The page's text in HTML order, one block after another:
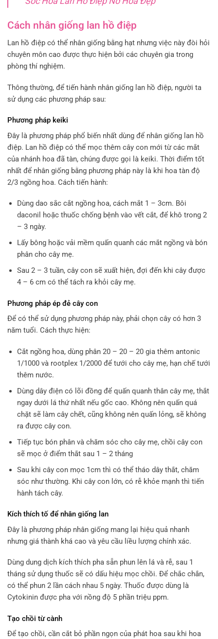
Cách nhân giống lan hồ điệp
Lan hồ điệp có thể nhân giống bằng hạt nhưng việc này đòi hỏi
chuyên môn cao được thực hiện bởi các chuyên gia trong
phòng thí nghiệm.
Thông thường, để tiến hành nhân giống lan hồ điệp, người ta
sử dụng các phương pháp sau:
Phương pháp keiki
Đây là phương pháp phổ biến nhất dùng để nhân giống lan hồ
điệp. Lan hồ điệp có thể mọc thêm cây con mới từ các mắt
của nhánh hoa đã tàn, chúng được gọi là keiki. Thời điểm tốt
nhất để nhân giống bằng phương pháp này là khi hoa tàn độ
2/3 ngồng hoa. Cách tiến hành:
Dùng dao sắc cắt ngồng hoa, cách mắt 1 – 3cm. Bôi
daconil hoặc thuốc chống bệnh vào vết cắt, để khô trong 2
– 3 ngày.
Lấy bông hoặc vải mềm quấn quanh các mắt ngồng và bón
phân cho cây mẹ.
Sau 2 – 3 tuần, cây con sẽ xuất hiện, đợi đến khi cây được
4 – 6 cm có thể tách ra khỏi cây mẹ.
Phương pháp ép đẻ cây con
Để có thể sử dụng phương pháp này, phải chọn cây có hơn 3
năm tuổi. Cách thực hiện:
Cắt ngồng hoa, dùng phân 20 – 20 – 20 gia thêm antonic
1/1000 và rootplex 1/2000 để tưới cho cây mẹ, hạn chế tưới
thêm nước.
Dùng dây điện có lõi đồng để quấn quanh thân cây mẹ, thắt
ngay dưới lá thứ nhất nếu gốc cao. Không nên quấn quá
chặt sẽ làm cây chết, cũng không nên quấn lỏng, sẽ không
ra được cây con.
Tiếp tục bón phân và chăm sóc cho cây mẹ, chồi cây con
sẽ mọc ở điểm thắt sau 1 – 2 tháng
Sau khi cây con mọc 1cm thì có thể tháo dây thắt, chăm
sóc như thường. Khi cây con lớn, có rễ khỏe mạnh thì tiến
hành tách cây.
Kích thích tố để nhân giống lan
Đây là phương pháp nhân giống mang lại hiệu quả nhanh
nhưng giá thành khá cao và yêu cầu liều lượng chính xác.
Dùng dung dịch kích thích pha sẵn phun lên lá và rễ, sau 1
tháng sử dụng thuốc sẽ có dấu hiệu mọc chồi. Để chắc chắn,
có thể phun 2 lần cách nhau 5 ngày. Thuốc được dùng là
Cytokinin được pha với nồng độ 5 phần triệu ppm.
Tạo chồi từ cành
Để tạo chồi, cần cắt bỏ phần ngọn của phát hoa sau khi hoa